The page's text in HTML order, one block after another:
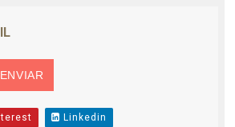
de Zea en una
con plan de actualización y
la instalación del detector
Linkedin